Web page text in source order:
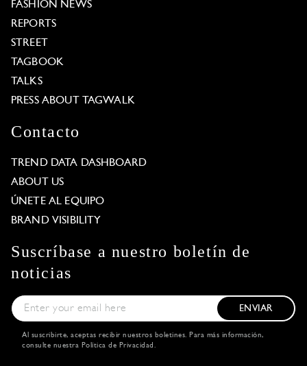
FASHION NEWS
REPORTS
STREET
TAGBOOK
TALKS
PRESS ABOUT TAGWALK
Contacto
TREND DATA DASHBOARD
ABOUT US
ÚNETE AL EQUIPO
BRAND VISIBILITY
Suscríbase a nuestro boletín de
noticias
ENVIAR
Al suscribirte, aceptas recibir nuestros boletines. Para más información,
consulte nuestra Política de Privacidad .